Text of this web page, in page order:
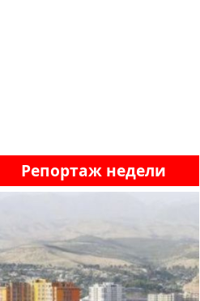
Репортаж недели